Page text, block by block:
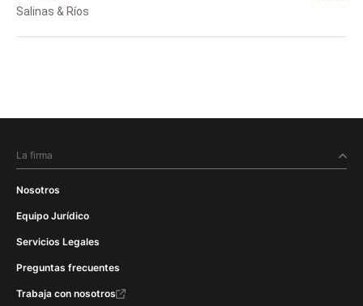
Salinas & Ríos
La firma
Nosotros
Equipo Jurídico
Servicios Legales
Preguntas frecuentes
Trabaja con nosotros